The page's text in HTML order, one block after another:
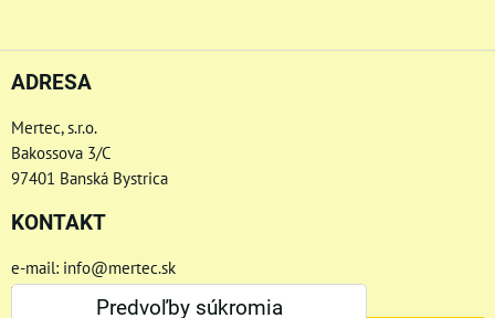
ADRESA
Mertec, s.r.o.
Bakossova 3/C
97401 Banská Bystrica
KONTAKT
e-mail: info@mertec.sk
Telefón: +421 48-4800 791
Predvoľby súkromia